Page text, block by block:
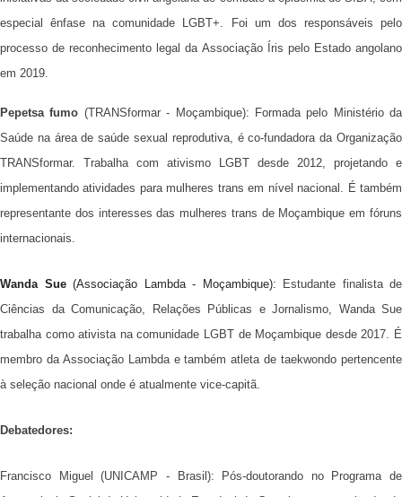
especial ênfase na comunidade LGBT+. Foi um dos responsáveis pelo
processo de reconhecimento legal da Associação Íris pelo Estado angolano
em 2019.
Pepetsa fumo (TRANSformar - Moçambique): Formada pelo Ministério da
Saúde na área de saúde sexual reprodutiva, é co-fundadora da Organização
TRANSformar. Trabalha com ativismo LGBT desde 2012, projetando e
implementando atividades para mulheres trans em nível nacional. É também
representante dos interesses das mulheres trans de Moçambique em fóruns
internacionais.
Wanda Sue(Associação Lambda - Moçambique):
Estudante finalista de
Ciências da Comunicação, Relações Públicas e Jornalismo, Wanda Sue
trabalha como ativista na comunidade LGBT de Moçambique desde 2017. É
membro da Associação Lambda e também atleta de taekwondo pertencente
à seleção nacional onde é atualmente vice-capitã.
Debatedores:
Francisco Miguel (UNICAMP - Brasil): Pós-doutorando no Programa de